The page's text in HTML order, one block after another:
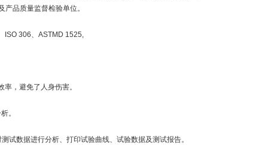
品质量监督检验单位。
ISO 306、ASTMD 1525,
，避免了人身伤害。
。
数据进行分析、打印试验曲线、试验数据及测试报告。